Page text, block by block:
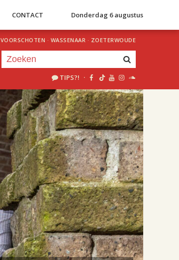
CONTACT Donderdag 6 augustus
VOORSCHOTEN · WASSENAAR · ZOETERWOUDE
TIPS?! ·
15.00
Je luistert nu naaruur 1 van 3
«Vorig uur Volgend uur»